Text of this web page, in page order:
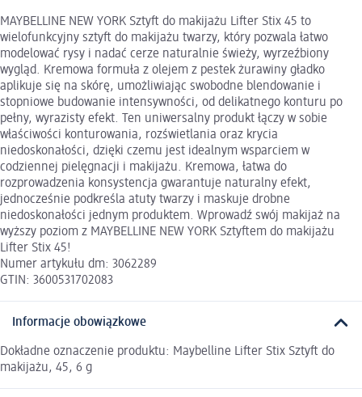
MAYBELLINE NEW YORK Sztyft do makijażu Lifter Stix 45 to
wielofunkcyjny sztyft do makijażu twarzy, który pozwala łatwo
modelować rysy i nadać cerze naturalnie świeży, wyrzeźbiony
wygląd. Kremowa formuła z olejem z pestek żurawiny gładko
aplikuje się na skórę, umożliwiając swobodne blendowanie i
stopniowe budowanie intensywności, od delikatnego konturu po
pełny, wyrazisty efekt. Ten uniwersalny produkt łączy w sobie
właściwości konturowania, rozświetlania oraz krycia
niedoskonałości, dzięki czemu jest idealnym wsparciem w
codziennej pielęgnacji i makijażu. Kremowa, łatwa do
rozprowadzenia konsystencja gwarantuje naturalny efekt,
jednocześnie podkreśla atuty twarzy i maskuje drobne
niedoskonałości jednym produktem. Wprowadź swój makijaż na
wyższy poziom z MAYBELLINE NEW YORK Sztyftem do makijażu
Lifter Stix 45!
Numer artykułu dm: 3062289
GTIN: 3600531702083
Informacje obowiązkowe
Dokładne oznaczenie produktu: Maybelline Lifter Stix Sztyft do
makijażu, 45, 6 g